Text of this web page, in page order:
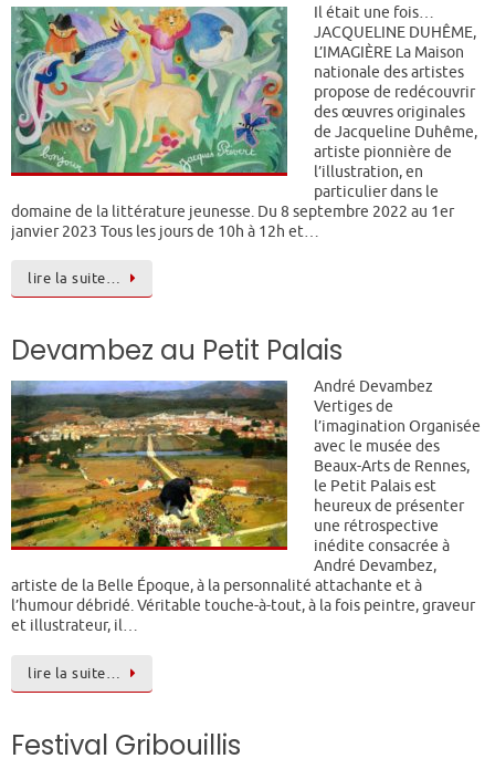
Il était une fois…
JACQUELINE DUHÊME,
L’IMAGIÈRE La Maison
nationale des artistes
propose de redécouvrir
des œuvres originales
de Jacqueline Duhême,
artiste pionnière de
l’illustration, en
particulier dans le
domaine de la littérature jeunesse. Du 8 septembre 2022 au 1er
janvier 2023 Tous les jours de 10h à 12h et…
lire la suite…
Devambez au Petit Palais
André Devambez
Vertiges de
l’imagination Organisée
avec le musée des
Beaux-Arts de Rennes,
le Petit Palais est
heureux de présenter
une rétrospective
inédite consacrée à
André Devambez,
artiste de la Belle Époque, à la personnalité attachante et à
l’humour débridé. Véritable touche-à-tout, à la fois peintre, graveur
et illustrateur, il…
lire la suite…
Festival Gribouillis